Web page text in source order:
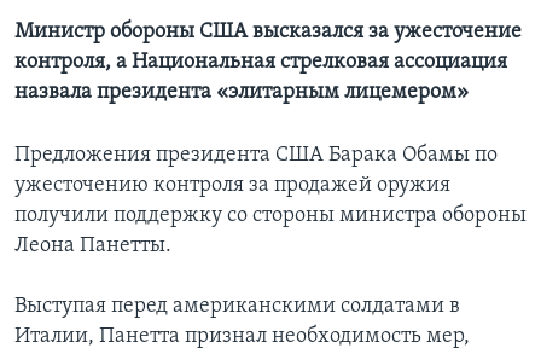
Языки
Министр обороны США высказался за ужесточение
контроля, а Национальная стрелковая ассоциация
назвала президента «элитарным лицемером»
Предложения президента США Барака Обамы по
ужесточению контроля за продажей оружия
получили поддержку со стороны министра обороны
Леона Панетты.
Выступая перед американскими солдатами в
Италии, Панетта признал необходимость мер,